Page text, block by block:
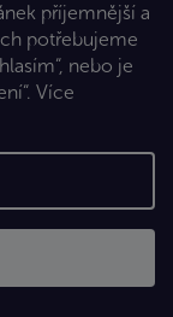
příjemnější a
potřebujeme
nebo je
Více